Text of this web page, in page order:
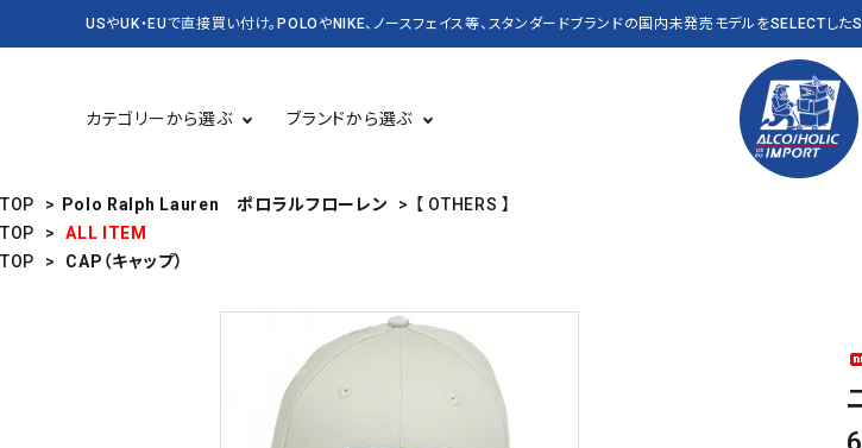
USやUK・EUで直接買い付け。POLOやNIKE、ノースフェイス等、スタンダードブランドの国内未発売モデルをSELECTした
カテゴリーから選ぶ
KICKS スニーカー・靴
NEW&VINTAGE POLO ALL
ブランドから選ぶ
DENIM&SUPPLY
J
TOP > Polo Ralph Lauren ポロラルフローレン >
【 OTHERS 】
TOP
>
ALL ITEM
TOP
> CAP（キャップ）